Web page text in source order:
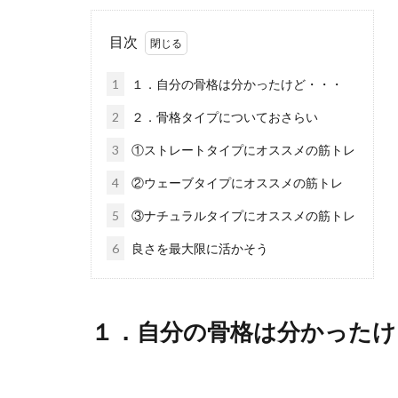
目次
1 １．自分の骨格は分かったけど・・・
2 ２．骨格タイプについておさらい
3 ①ストレートタイプにオススメの筋トレ
4 ②ウェーブタイプにオススメの筋トレ
5 ③ナチュラルタイプにオススメの筋トレ
6 良さを最大限に活かそう
１．自分の骨格は分かった